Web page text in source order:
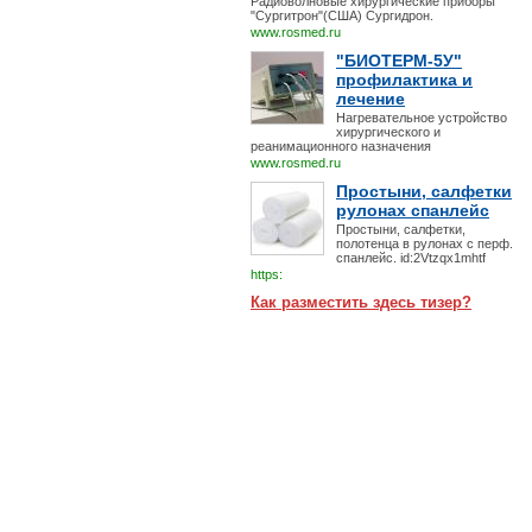
"Сургитрон"(США) Сургидрон.
www.rosmed.ru
"БИОТЕРМ-5У"
профилактика и
лечение
Нагревательное устройство
хирургического и
реанимационного назначения
www.rosmed.ru
Простыни, салфетки
рулонах спанлейс
Простыни, салфетки,
полотенца в рулонах с перф.
спанлейс. id:2Vtzqx1mhtf
https:
Как разместить здесь тизер?